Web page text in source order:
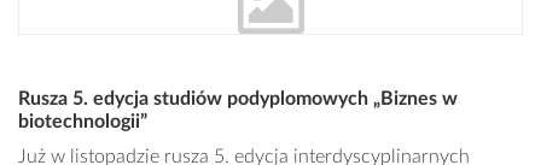
Rusza 5. edycja studiów podyplomowych „Biznes w
biotechnologii”
Już w listopadzie rusza 5. edycja interdyscyplinarnych